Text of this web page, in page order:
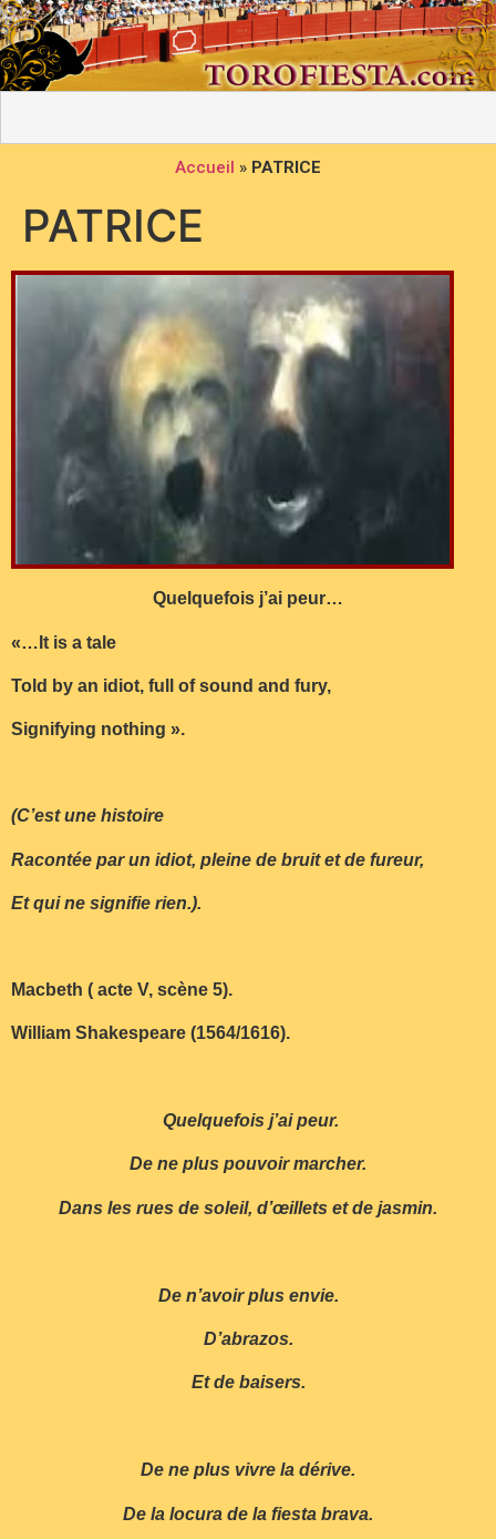
Accueil » PATRICE
PATRICE
Quelquefois j’ai peur…
«…It is a tale
Told by an idiot, full of sound and fury,
Signifying nothing ».
(C’est une histoire
Racontée par un idiot, pleine de bruit et de fureur,
Et qui ne signifie rien.).
Macbeth ( acte V, scène 5).
William Shakespeare (1564/1616).
Quelquefois j’ai peur.
De ne plus pouvoir marcher.
Dans les rues de soleil, d’œillets et de jasmin.
De n’avoir plus envie.
D’abrazos.
Et de baisers.
De ne plus vivre la dérive.
De la locura de la fiesta brava.